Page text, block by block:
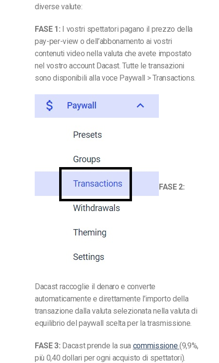
diverse valute:
FASE 1: I vostri spettatori pagano il prezzo della
pay-per-view o dell’abbonamento ai vostri
contenuti video nella valuta che avete impostato
nel vostro account Dacast. Tutte le transazioni
sono disponibili alla voce Paywall > Transactions.
FASE 2:
Dacast raccoglie il denaro e converte
automaticamente e direttamente l’importo della
transazione dalla valuta selezionata nella valuta di
equilibrio del paywall scelta per la trasmissione.
FASE 3: Dacast prende la sua commissione (9,9%,
più 0,40 dollari per ogni acquisto di spettatori).